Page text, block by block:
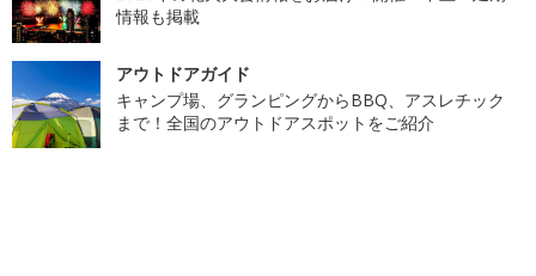
情報も掲載
アウトドアガイド
キャンプ場、グランピングからBBQ、アスレチック
まで！全国のアウトドアスポットをご紹介